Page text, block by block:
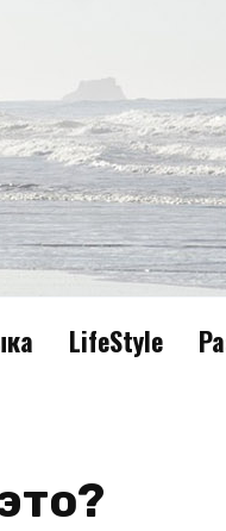
LifeStyle